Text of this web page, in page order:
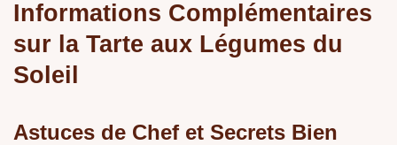
Informations Complémentaires
sur la Tarte aux Légumes du
Soleil
Astuces de Chef et Secrets Bien